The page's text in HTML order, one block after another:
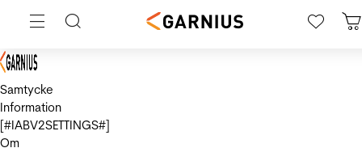
Samtycke
Information
[#IABV2SETTINGS#]
Om